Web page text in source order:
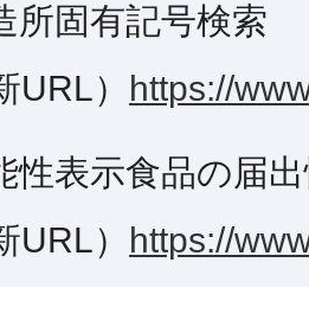
所固有記号検索
URL） https://
性表示食品の届
URL） https://